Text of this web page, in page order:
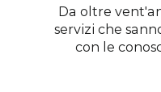
Da oltre
servizi che
con le